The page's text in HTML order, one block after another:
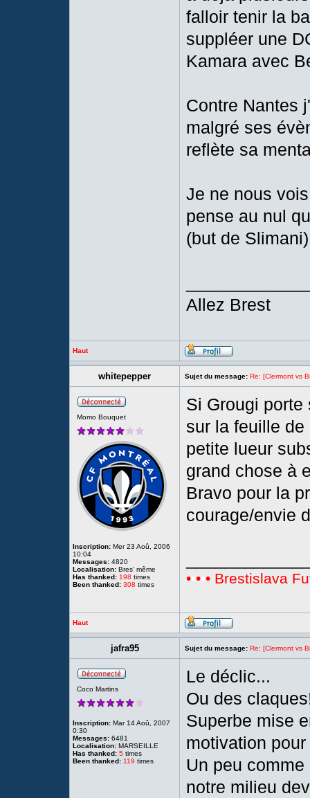
falloir tenir la
suppléer une
Kamara avec
Contre Nantes
malgré ses
reflète sa
Je ne nous
pense au nul
(but de Slimani)
Allez Brest
Haut
whitepepper Sujet du message: Re: [Clermont vs
Momo Bouquet
Inscription: Mer 23 Aoû, 2006
10:04
Messages: 4820
Localisation: Bres' même
Has thanked: 198 times
Been thanked: 308 times
Si Grougi
sur la feuille
petite lueur
grand chose à
Bravo pour la
courage/envie
• • • Brestislava
Haut
jafra95 Sujet du message: Re: [Clermont vs
Coco Martins
Inscription: Mar 14 Aoû, 2007
0:30
Messages: 6481
Localisation: MARSEILLE
Has thanked: 5 times
Been thanked: 119 times
Le déclic...
Ou des
Superbe mise
motivation
Un peu
notre milieu